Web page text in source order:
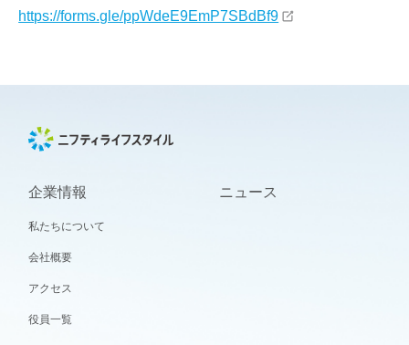
https://forms.gle/ppWdeE9EmP7SBdBf9
企業情報
私たちについて
会社概要
アクセス
役員一覧
ニュース